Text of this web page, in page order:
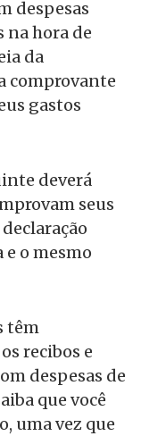
despesas
na hora de
da
comprovante
gastos
deverá
seus
o mesmo
têm
recibos e
despesas de
que você
uma vez que